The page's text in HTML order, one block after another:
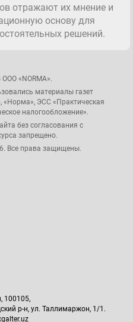
отражают их мнение и
основу для
решений.
«NORMA».
материалы газет
«Норма», ЭСС «Практическая
налогообложение».
без согласования с
запрещено.
Все права защищены.
100105,
р-н, ул. Таллимаржон, 1/1.